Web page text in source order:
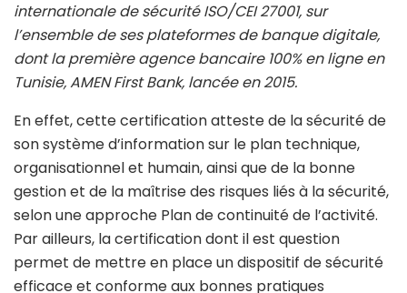
internationale de sécurité ISO/CEI 27001, sur
l’ensemble de ses plateformes de banque digitale,
dont la première agence bancaire 100% en ligne en
Tunisie, AMEN First Bank, lancée en 2015.
En effet, cette certification atteste de la sécurité de
son système d’information sur le plan technique,
organisationnel et humain, ainsi que de la bonne
gestion et de la maîtrise des risques liés à la sécurité,
selon une approche Plan de continuité de l’activité.
Par ailleurs, la certification dont il est question
permet de mettre en place un dispositif de sécurité
efficace et conforme aux bonnes pratiques